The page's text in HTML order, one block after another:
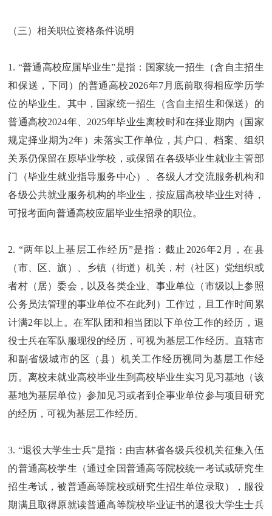
（三）相关职位资格条件说明
1. “普通高校应届毕业生”是指：国家统一招生（含自主招生
和保送，下同）的普通高校2026年7月底前取得相应学历学
位的毕业生。其中，国家统一招生（含自主招生和保送）的
普通高校2024年、2025年毕业生离校时和在择业期内（国家
规定择业期为2年）未落实工作单位，其户口、档案、组织
关系仍保留在原毕业学校，或保留在各级毕业生就业主管部
门（毕业生就业指导服务中心）、各级人才交流服务机构和
各级公共就业服务机构的毕业生，按应届高校毕业生对待，
可报考面向普通高校应届毕业生招录的职位。
2. “两年以上基层工作经历”是指：截止2026年2月，在县
（市、区、旗）、乡镇（街道）机关，村（社区）党组织或
者村（居）委会，以及各类企业、事业单位（市级以上参照
公务员法管理的事业单位不在此列）工作过，且工作时间累
计满2年以上。在军队团和相当团以下单位工作的经历，退
役士兵在军队服现役的经历，可视为基层工作经历。直辖市
和副省级城市的区（县）机关工作经历视同为基层工作经
历。离校未就业高校毕业生到高校毕业生实习见习基地（该
基地为基层单位）参加见习或者到企事业单位参与项目研究
的经历，可视为基层工作经历。
3. “退役大学生士兵”是指：由吉林省各级兵役机关征集入伍
的普通高校学生（通过全国普通高等院校统一考试或研究生
招生考试，被普通高等院校或研究生招生单位录取），服役
期满且取得原就读普通高等院校毕业证书的退役大学生士兵